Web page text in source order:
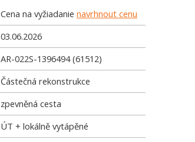
Cena na vyžiadanie navrhnout cenu
03.06.2026
AR-022S-1396494 (61512)
Částečná rekonstrukce
zpevněná cesta
ÚT + lokálně vytápěné